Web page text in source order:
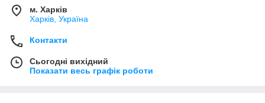
м. Харків
Харків, Україна
Контакти
Сьогодні вихідний
Показати весь графік роботи